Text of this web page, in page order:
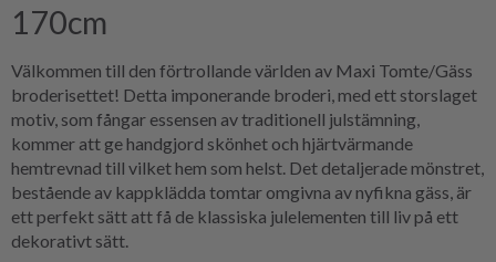
170cm
Välkommen till den förtrollande världen av Maxi Tomte/Gäss
broderisettet! Detta imponerande broderi, med ett storslaget
motiv, som fångar essensen av traditionell julstämning,
kommer att ge handgjord skönhet och hjärtvärmande
hemtrevnad till vilket hem som helst. Det detaljerade mönstret,
bestående av kappklädda tomtar omgivna av nyfikna gäss, är
ett perfekt sätt att få de klassiska julelementen till liv på ett
dekorativt sätt.